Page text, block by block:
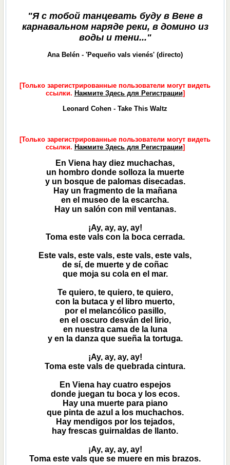
"Я с тобой танцевать буду в Вене в
карнавальном наряде реки, в домино из
воды и тени..."
Ana Belén - 'Pequeño vals vienés' (directo)
[Только зарегистрированные пользователи могут видеть
ссылки. Нажмите Здесь для Регистрации]
Leonard Cohen - Take This Waltz
[Только зарегистрированные пользователи могут видеть
ссылки. Нажмите Здесь для Регистрации]
En Viena hay diez muchachas,
un hombro donde solloza la muerte
y un bosque de palomas disecadas.
Hay un fragmento de la mañana
en el museo de la escarcha.
Hay un salón con mil ventanas.
¡Ay, ay, ay, ay!
Toma este vals con la boca cerrada.
Este vals, este vals, este vals, este vals,
de sí, de muerte y de coñac
que moja su cola en el mar.
Te quiero, te quiero, te quiero,
con la butaca y el libro muerto,
por el melancólico pasillo,
en el oscuro desván del lirio,
en nuestra cama de la luna
y en la danza que sueña la tortuga.
¡Ay, ay, ay, ay!
Toma este vals de quebrada cintura.
En Viena hay cuatro espejos
donde juegan tu boca y los ecos.
Hay una muerte para piano
que pinta de azul a los muchachos.
Hay mendigos por los tejados,
hay frescas guirnaldas de llanto.
¡Ay, ay, ay, ay!
Toma este vals que se muere en mis brazos.